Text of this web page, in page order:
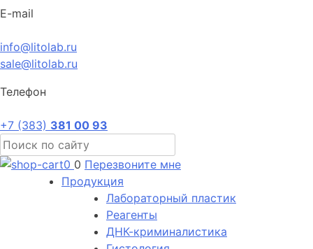
E-mail
info@litolab.ru
sale@litolab.ru
Телефон
+7 (383) 381 00 93
0 0 Перезвоните мне
Продукция
Лабораторный пластик
Реагенты
ДНК-криминалистика